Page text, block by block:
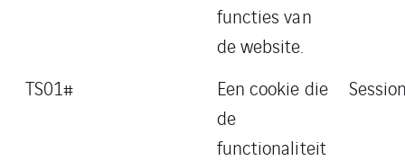
functies van
de website.
TS01#
Een cookie die
de
functionaliteit